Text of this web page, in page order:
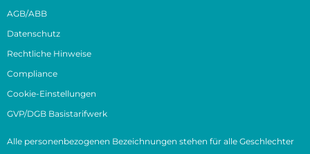
AGB/ABB
Datenschutz
Rechtliche Hinweise
Compliance
Cookie-Einstellungen
GVP/DGB Basistarifwerk
Alle personenbezogenen Bezeichnungen stehen für alle Geschlechter